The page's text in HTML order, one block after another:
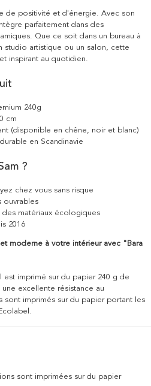
de positivité et d'énergie. Avec son
parfaitement dans des
Que ce soit dans un bureau à
artistique ou un salon, cette
inspirant au quotidien.
240g
cm
(disponible en chêne, noir et blanc)
en Scandinavie
?
chez vous sans risque
ouvrables
matériaux écologiques
2016
moderne à votre intérieur avec "Bara
imprimé sur du papier 240 g de
excellente résistance au
sont imprimés sur du papier portant les
sont imprimées sur du papier